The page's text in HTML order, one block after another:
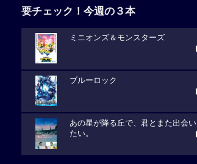
要チェック！今週の３本
ミニオンズ＆モンスターズ
ブルーロック
あの星が降る丘で、君とまた出会い
たい。